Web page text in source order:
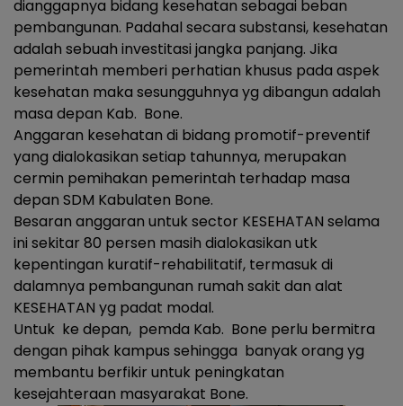
dianggapnya bidang kesehatan sebagai beban
pembangunan. Padahal secara substansi, kesehatan
adalah sebuah investitasi jangka panjang. Jika
pemerintah memberi perhatian khusus pada aspek
kesehatan maka sesungguhnya yg dibangun adalah
masa depan Kab. Bone.
Anggaran kesehatan di bidang promotif-preventif
yang dialokasikan setiap tahunnya, merupakan
cermin pemihakan pemerintah terhadap masa
depan SDM Kabulaten Bone.
Besaran anggaran untuk sector KESEHATAN selama
ini sekitar 80 persen masih dialokasikan utk
kepentingan kuratif-rehabilitatif, termasuk di
dalamnya pembangunan rumah sakit dan alat
KESEHATAN yg padat modal.
Untuk ke depan, pemda Kab. Bone perlu bermitra
dengan pihak kampus sehingga banyak orang yg
membantu berfikir untuk peningkatan
kesejahteraan masyarakat Bone.